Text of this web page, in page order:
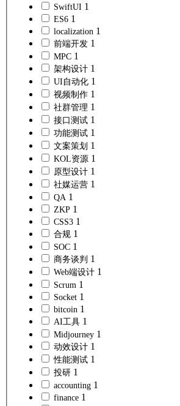
SwiftUI 1
ES6 1
localization 1
前端开发 1
MPC 1
架构设计 1
UI自动化 1
视频制作 1
社群管理 1
接口测试 1
功能测试 1
文案策划 1
KOL资源 1
原型设计 1
社媒运营 1
QA 1
ZKP 1
CSS3 1
合规 1
SOC 1
商务谈判 1
Web端设计 1
Scrum 1
Socket 1
bitcoin 1
AI工具 1
Midjourney 1
动效设计 1
性能测试 1
投研 1
accounting 1
finance 1